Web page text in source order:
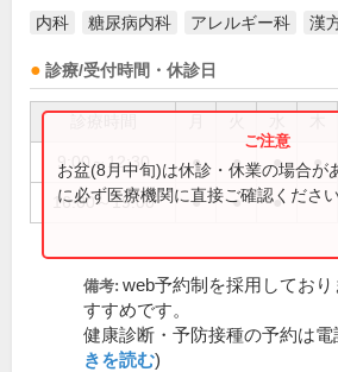
内科 糖尿病内科 アレルギー科 漢
診療/受付時間・休診日
9:00～12:30 ● ● ● ●
16:00～19:00 ● ● ●
お盆(8月中旬)は休診・休業の場合が
に必ず医療機関に直接ご確認ください
備考: web予約制を採用してお
すすめです。
健康診断・予防接種の予約は
きを読む)